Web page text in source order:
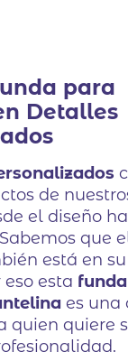
para
Detalles
de
el diseño
que
está en su
esta
es una
quien quiere